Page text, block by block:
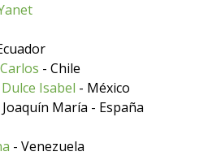
- Chile
Isabel - México
María - España
- Venezuela